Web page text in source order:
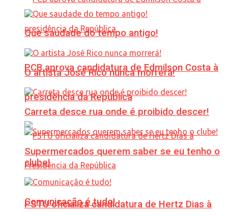
PCB aprova candidatura de Edmilson Costa à
presidência da República
PSTU oficializa candidatura de Hertz Dias à
Que saudade do tempo antigo!
O artista José Rico nunca morrerá!
Carreta desce rua onde é proibido descer!
Supermercados querem saber se eu tenho o
clube!
Comunicação é tudo!